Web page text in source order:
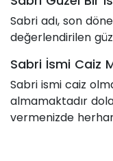
Sabri adı, son
değerlendirilen
Sabri İsmi Caiz
Sabri ismi caiz
almamaktadır
vermenizde